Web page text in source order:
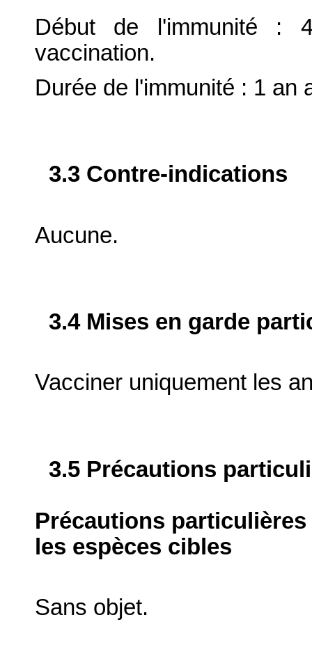
Début de l'immunité :
vaccination.
Durée de l'immunité : 1 an
3.3 Contre-indications
Aucune.
3.4 Mises en garde
Vacciner uniquement les
3.5 Précautions
Précautions
les espèces cibles
Sans objet.